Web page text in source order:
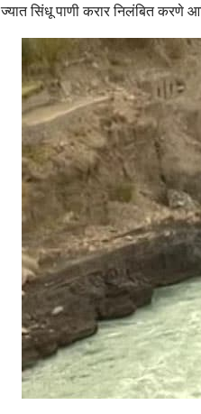
ज्यात सिंधू पाणी करार निलंबित करणे